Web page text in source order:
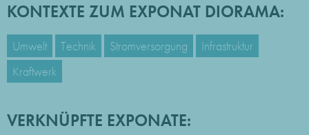
KONTEXTE ZUM EXPONAT DIORAMA:
Umwelt Technik Stromversorgung
Infrastruktur
Kraftwerk
VERKNÜPFTE EXPONATE: